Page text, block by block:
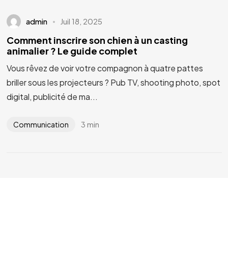
admin Juil 18, 2025
Comment inscrire son chien à un casting
animalier ? Le guide complet
Vous rêvez de voir votre compagnon à quatre pattes
briller sous les projecteurs ? Pub TV, shooting photo, spot
digital, publicité de ma...
Communication 3 min
EN TÊTE ?
Parlons-en